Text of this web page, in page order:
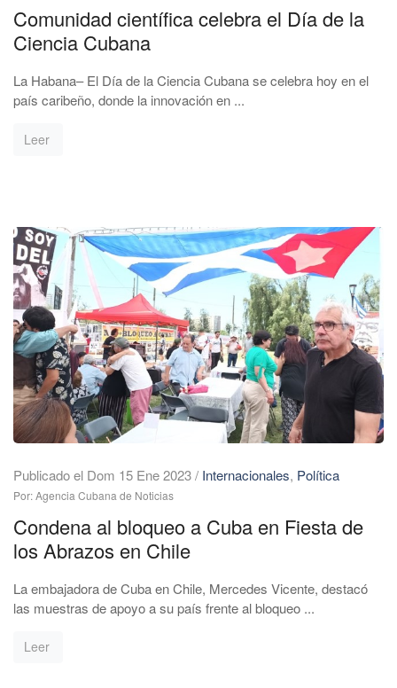
Comunidad científica celebra el Día de la
Ciencia Cubana
La Habana– El Día de la Ciencia Cubana se celebra hoy en el
país caribeño, donde la innovación en ...
Leer
Publicado el Dom 15 Ene 2023/ Internacionales, Política
Por: Agencia Cubana de Noticias
Condena al bloqueo a Cuba en Fiesta de
los Abrazos en Chile
La embajadora de Cuba en Chile, Mercedes Vicente, destacó
las muestras de apoyo a su país frente al bloqueo ...
Leer